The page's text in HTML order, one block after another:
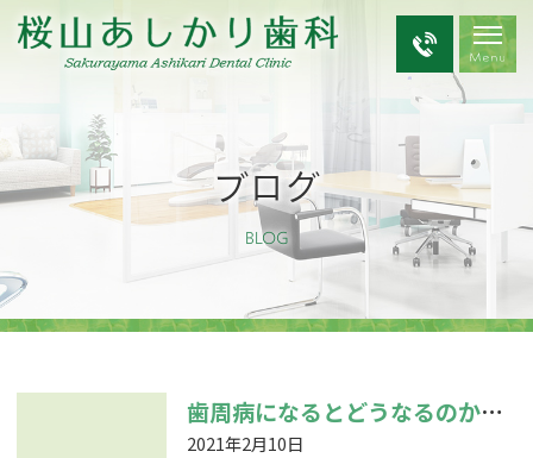
ブログ
BLOG
歯周病になるとどうなるのか？！
2021年2月10日